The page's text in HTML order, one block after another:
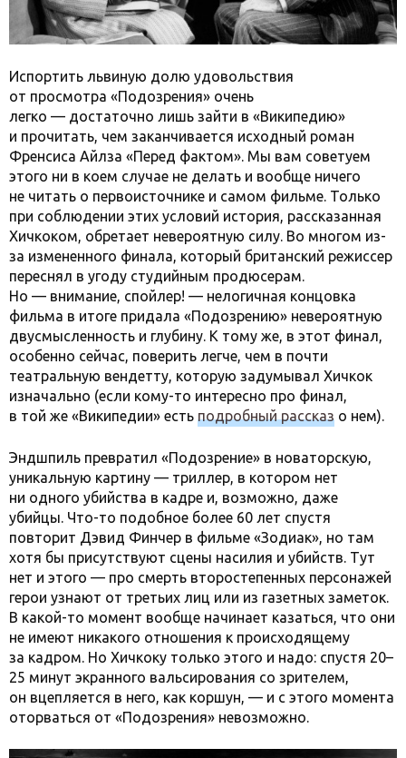
Испортить львиную долю удовольствия
от просмотра «Подозрения» очень
легко — достаточно лишь зайти в «Википедию»
и прочитать, чем заканчивается исходный роман
Френсиса Айлза «Перед фактом». Мы вам советуем
этого ни в коем случае не делать и вообще ничего
не читать о первоисточнике и самом фильме. Только
при соблюдении этих условий история, рассказанная
Хичкоком, обретает невероятную силу. Во многом из-
за измененного финала, который британский режиссер
переснял в угоду студийным продюсерам.
Но — внимание, спойлер! — нелогичная концовка
фильма в итоге придала «Подозрению» невероятную
двусмысленность и глубину. К тому же, в этот финал,
особенно сейчас, поверить легче, чем в почти
театральную вендетту, которую задумывал Хичкок
изначально (если кому-то интересно про финал,
в той же «Википедии» есть подробный рассказ о нем).
Эндшпиль превратил «Подозрение» в новаторскую,
уникальную картину — триллер, в котором нет
ни одного убийства в кадре и, возможно, даже
убийцы. Что-то подобное более 60 лет спустя
повторит Дэвид Финчер в фильме «Зодиак», но там
хотя бы присутствуют сцены насилия и убийств. Тут
нет и этого — про смерть второстепенных персонажей
герои узнают от третьих лиц или из газетных заметок.
В какой-то момент вообще начинает казаться, что они
не имеют никакого отношения к происходящему
за кадром. Но Хичкоку только этого и надо: спустя 20–
25 минут экранного вальсирования со зрителем,
он вцепляется в него, как коршун, — и с этого момента
оторваться от «Подозрения» невозможно.